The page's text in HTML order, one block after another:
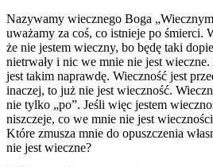
Nazywamy wiecznego Boga
uważamy za coś, co istnieje po śmierci.
że nie jestem wieczny, bo będę taki
nietrwały i nic we mnie nie jest
jest takim naprawdę. Wieczność jest
inaczej, to już nie jest wieczność.
nie tylko „po”. Jeśli więc jestem
niszczeje, co we mnie nie jest
Które zmusza mnie do opuszczenia
nie jest wieczne?